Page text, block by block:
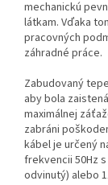
mechanickú
látkam. Vďaka
pracovných
záhradné práce.
Zabudovaný
aby bola
maximálnej
zabráni
kábel je určený
frekvencii 50Hz
odvinutý) alebo